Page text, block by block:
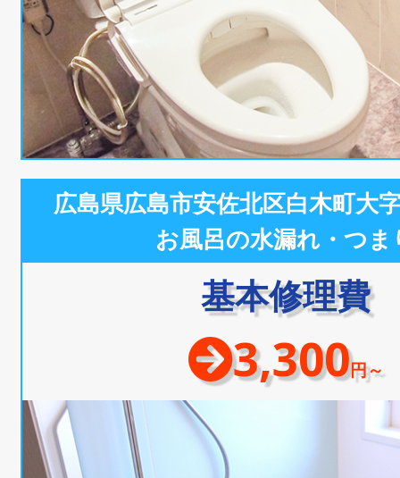
広島県広島市安佐北区白木町大
お風呂の水漏れ・つま
基本修理費
3,300円～